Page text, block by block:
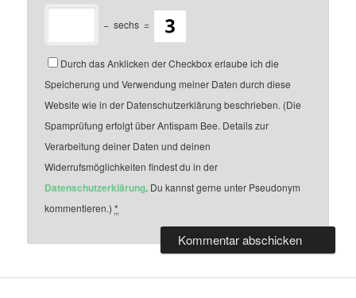
− sechs =
Durch das Anklicken der Checkbox erlaube ich die
Speicherung und Verwendung meiner Daten durch diese
Website wie in der Datenschutzerklärung beschrieben. (Die
Spamprüfung erfolgt über Antispam Bee. Details zur
Verarbeitung deiner Daten und deinen
Widerrufsmöglichkeiten findest du in der
Datenschutzerklärung. Du kannst gerne unter Pseudonym
kommentieren.)*